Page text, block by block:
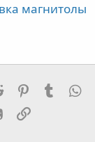
магнитолы
Reddit PinterestTumblr
Evernote